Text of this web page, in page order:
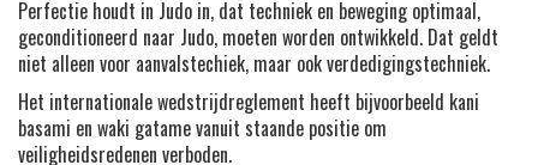
Perfectie houdt in Judo in, dat techniek en beweging optimaal,
geconditioneerd naar Judo, moeten worden ontwikkeld. Dat geldt
niet alleen voor aanvalstechiek, maar ook verdedigingstechniek.
Het internationale wedstrijdreglement heeft bijvoorbeeld kani
basami en waki gatame vanuit staande positie om
veiligheidsredenen verboden.